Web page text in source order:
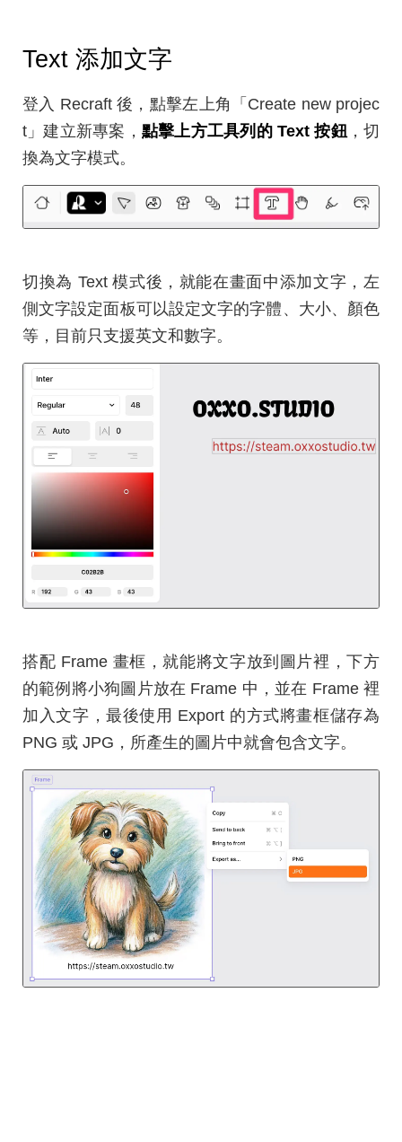
Text 添加文字
登入 Recraft 後，點擊左上角「Create new projec
t」建立新專案， 點擊上方工具列的 Text 按鈕 ，切
換為文字模式。
切換為 Text 模式後，就能在畫面中添加文字，左
側文字設定面板可以設定文字的字體、大小、顏色
等，目前只支援英文和數字。
搭配 Frame 畫框，就能將文字放到圖片裡，下方
的範例將小狗圖片放在 Frame 中，並在 Frame 裡
加入文字，最後使用 Export 的方式將畫框儲存為
PNG 或 JPG，所產生的圖片中就會包含文字。